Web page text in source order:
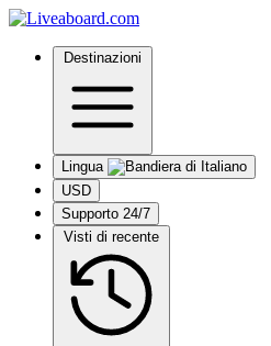
Destinazioni
Lingua
USD
Supporto 24/7
Visti di recente